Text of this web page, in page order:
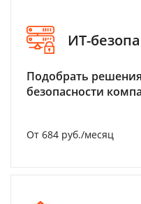
ИТ-
Подобрать
безопасности
От 684 руб./месяц